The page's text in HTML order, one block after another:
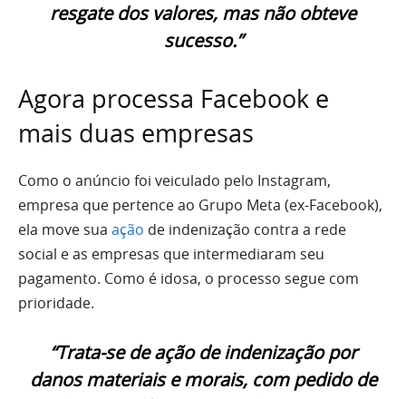
resgate dos valores, mas não obteve
sucesso.”
Agora processa Facebook e
mais duas empresas
Como o anúncio foi veiculado pelo Instagram,
empresa que pertence ao Grupo Meta (ex-Facebook),
ela move sua ação de indenização contra a rede
social e as empresas que intermediaram seu
pagamento. Como é idosa, o processo segue com
prioridade.
“Trata-se de ação de indenização por
danos materiais e morais, com pedido de